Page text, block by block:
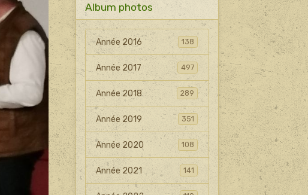
Album photos
Année 2016 138
Année 2017 497
Année 2018 289
Année 2019 351
Année 2020 108
Année 2021 141